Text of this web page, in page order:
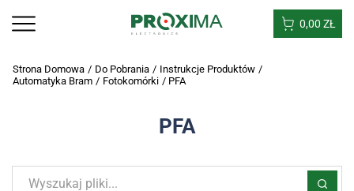
0,00 ZŁ
Strona Domowa / Do Pobrania / Instrukcje Produktów /
Automatyka Bram / Fotokomórki / PFA
PFA